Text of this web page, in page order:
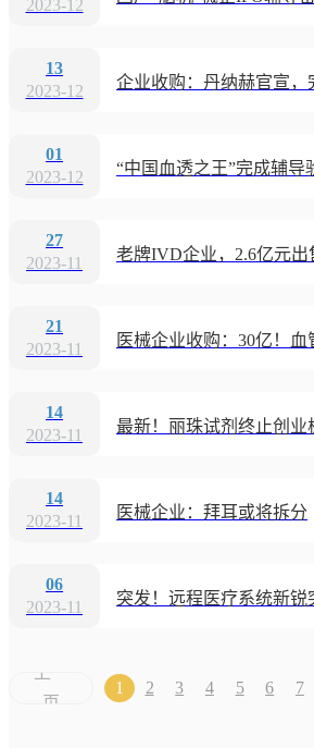
2023-12
13
2023-12
企业收购：丹纳赫官宣，
01
2023-12
27
2023-11
老牌IVD企业，2.6亿元出
21
2023-11
14
2023-11
最新！丽珠试剂终止创业
14
2023-11
医械企业：拜耳或将拆分
06
2023-11
突发！远程医疗系统新锐
上一
页
1 2 3 4 5 6 7